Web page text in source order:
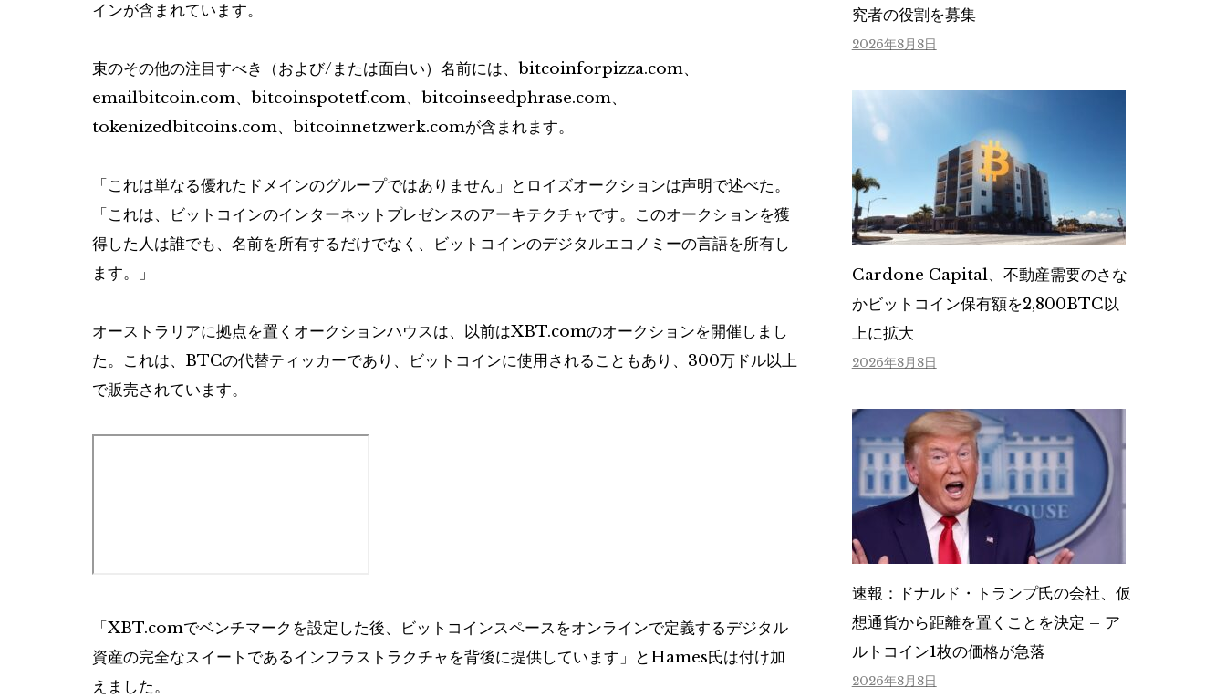
インが含まれています。
束のその他の注目すべき（および/または面白い）名前には、bitcoinforpizza.com、
emailbitcoin.com、bitcoinspotetf.com、bitcoinseedphrase.com、
tokenizedbitcoins.com、bitcoinnetzwerk.comが含まれます。
「これは単なる優れたドメインのグループではありません」とロイズオークションは声明で述べた。
「これは、ビットコインのインターネットプレゼンスのアーキテクチャです。このオークションを獲
得した人は誰でも、名前を所有するだけでなく、ビットコインのデジタルエコノミーの言語を所有し
ます。」
オーストラリアに拠点を置くオークションハウスは、以前はXBT.comのオークションを開催しまし
た。これは、BTCの代替ティッカーであり、ビットコインに使用されることもあり、300万ドル以上
で販売されています。
「XBT.comでベンチマークを設定した後、ビットコインスペースをオンラインで定義するデジタル
資産の完全なスイートであるインフラストラクチャを背後に提供しています」とHames氏は付け加
えました。
究者の役割を募集
2026年8月8日
Cardone Capital、不動産需要のさな
かビットコイン保有額を2,800BTC以
上に拡大
2026年8月8日
速報：ドナルド・トランプ氏の会社、仮
想通貨から距離を置くことを決定 – ア
ルトコイン1枚の価格が急落
2026年8月8日